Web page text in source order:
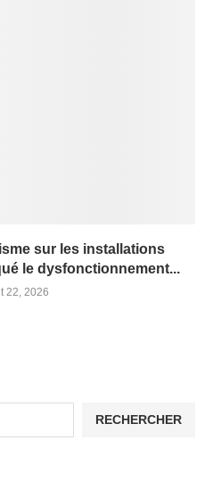
sur les installations
le dysfonctionnement...
22, 2026
RECHERCHER